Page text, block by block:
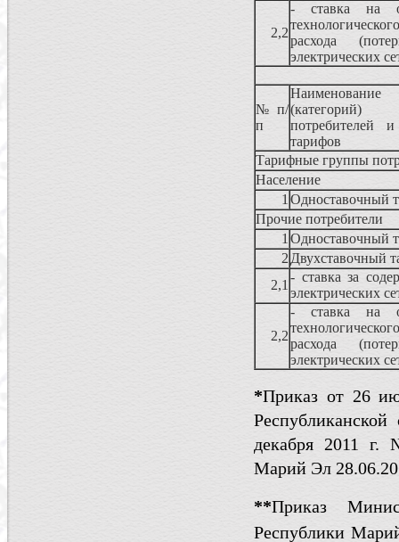
2,2
- ставка на
технологического
расхода
электрических
№ п/
п
Наименование
(категорий)
потребителей
тарифов
Тарифные группы
Население
1 Одноставочный
Прочие потребители
1 Одноставочный
2 Двухставочный
2,1
- ставка за
электрических
2,2
- ставка на
технологического
расхода
электрических
*Приказ от 26
декабря 2011 г.
Марий Эл
**Приказ
Республики